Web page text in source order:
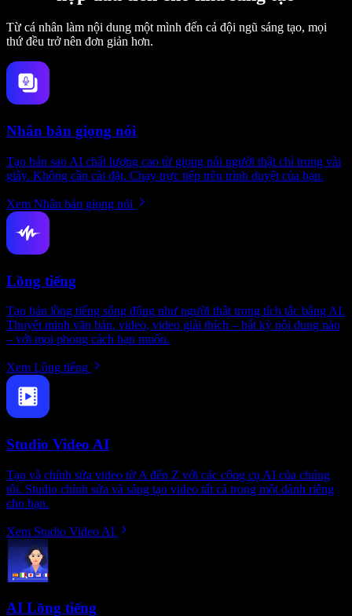
Từ cá nhân làm nội dung một mình đến cả đội ngũ sáng tạo, mọi
thứ đều trở nên đơn giản hơn.
Nhân bản giọng nói
Tạo bản sao AI chất lượng cao từ giọng nói người thật chỉ trong vài
giây. Không cần cài đặt. Chạy trực tiếp trên trình duyệt của bạn.
Xem Nhân bản giọng nói
Lồng tiếng
Tạo bản lồng tiếng sống động như người thật trong tích tắc bằng AI.
Thuyết minh văn bản, video, video giải thích – bất kỳ nội dung nào
– với mọi phong cách bạn muốn.
Xem Lồng tiếng
Studio Video AI
Tạo và chỉnh sửa video từ A đến Z với các công cụ AI của chúng
tôi. Studio chỉnh sửa và sáng tạo video tất cả trong một dành riêng
cho bạn.
Xem Studio Video AI
AI Lồng tiếng